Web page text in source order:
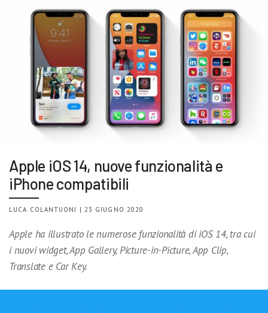
Apple iOS 14, nuove funzionalità e
iPhone compatibili
LUCA COLANTUONI | 23 GIUGNO 2020
Apple ha illustrato le numerose funzionalità di iOS 14, tra cui
i nuovi widget, App Gallery, Picture-in-Picture, App Clip,
Translate e Car Key.